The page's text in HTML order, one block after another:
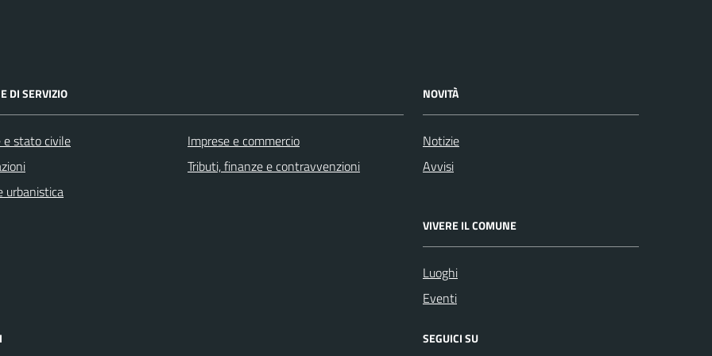
DI SERVIZIO
e stato civile
urbanistica
Imprese e commercio
Tributi, finanze e contravvenzioni
NOVITÀ
Notizie
Avvisi
VIVERE IL COMUNE
Luoghi
Eventi
SEGUICI SU